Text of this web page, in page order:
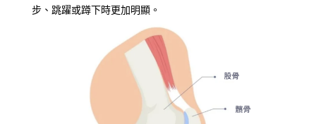
步、跳躍或蹲下時更加明顯。